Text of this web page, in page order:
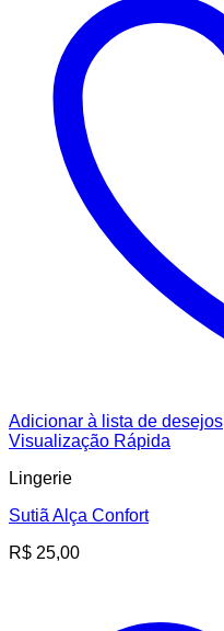
Adicionar à lista de desejos
Visualização Rápida
Lingerie
Sutiã Alça Confort
R$ 25,00